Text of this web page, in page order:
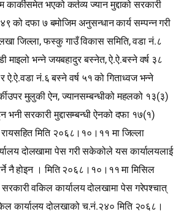
कार्कीसमेत भएको कर्तव्य ज्यान मुद्दाको सरकारी
को दफा ७ बमोजिम अनुसन्धान कार्य सम्पन्‍न गरी
जिल्ला, फस्कु गाउँ विकास समिति, वडा नं.८
माइलो भन्‍ने जयबहादुर बस्नेत, ऐ.ऐ.बस्ने वर्ष ३८
ऐ.ऐ.वडा नं.६ बस्ने वर्ष ५१ को गिताध्वज भन्‍ने
मुलुकी ऐन, ज्यानसम्बन्धीको महलको १३(३)
भनी सरकारी मुद्दासम्बन्धी ऐनको दफा १७(१)
रायसहित मिति २०६८।१०।११ मा जिल्ला
दोलखामा पेस गरी सकेकोले यस कार्यालयलाई
नै होइन । मिति २०६८।१०।११ मा मिसिल
वकिल कार्यालय दोलखामा पेस गरेपश्‍चात्
कार्यालय दोलखाको च.नं.२४० मिति २०६८।